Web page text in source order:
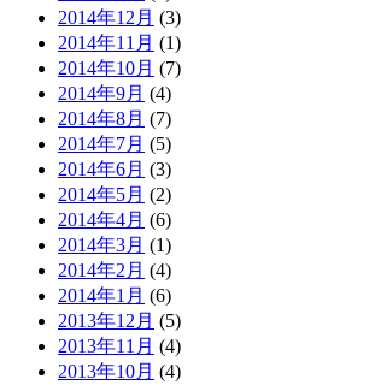
2014年12月 (3)
2014年11月 (1)
2014年10月 (7)
2014年9月 (4)
2014年8月 (7)
2014年7月 (5)
2014年6月 (3)
2014年5月 (2)
2014年4月 (6)
2014年3月 (1)
2014年2月 (4)
2014年1月 (6)
2013年12月 (5)
2013年11月 (4)
2013年10月 (4)